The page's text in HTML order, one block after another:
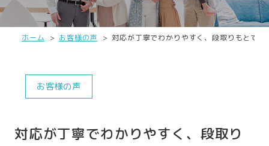
ホーム お客様の声 対応が丁寧でわかりやすく、段取りもとても
お客様の声
対応が丁寧でわかりやすく、段取り